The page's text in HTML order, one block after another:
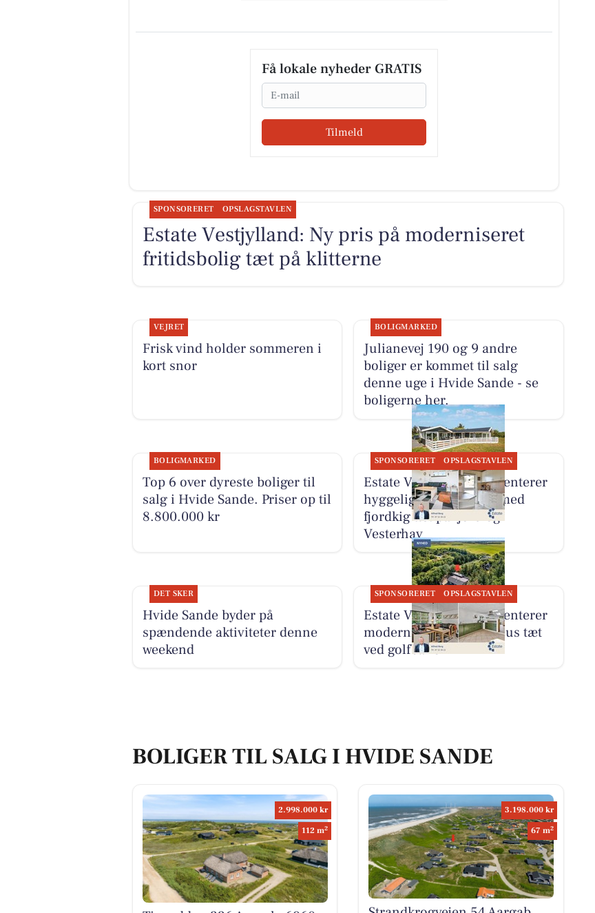
Få lokale nyheder GRATIS
Email
Tilmeld
SPONSORERET OPSLAGSTAVLEN
Estate Vestjylland: Ny pris på moderniseret
fritidsbolig tæt på klitterne
VEJRET
Frisk vind holder sommeren i
kort snor
BOLIGMARKED
Julianevej 190 og 9 andre
boliger er kommet til salg
denne uge i Hvide Sande - se
boligerne her.
BOLIGMARKED
Top 6 over dyreste boliger til
salg i Hvide Sande. Priser op til
8.800.000 kr
SPONSORERET OPSLAGSTAVLEN
Estate Vestjylland præsenterer
hyggeligt sommerhus med
fjordkig tæt på fjord og
Vesterhav
DET SKER
Hvide Sande byder på
spændende aktiviteter denne
weekend
SPONSORERET OPSLAGSTAVLEN
Estate Vestjylland præsenterer
moderniseret sommerhus tæt
ved golfbanen
BOLIGER TIL SALG I HVIDE SANDE
2.998.000 kr
112 m2
3.198.000 kr
67 m2